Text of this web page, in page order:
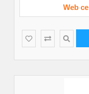
Web